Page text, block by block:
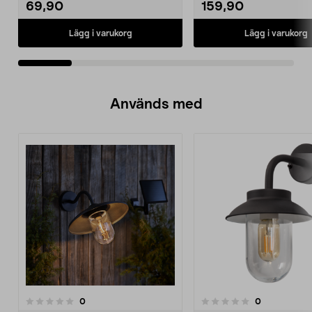
69,90
Lägg i varukorg
159,90
Lägg i varukorg
Används med
0recensioner
0.0 av 5 stjärnor 0recensioner
0.0 av 5 stjärnor